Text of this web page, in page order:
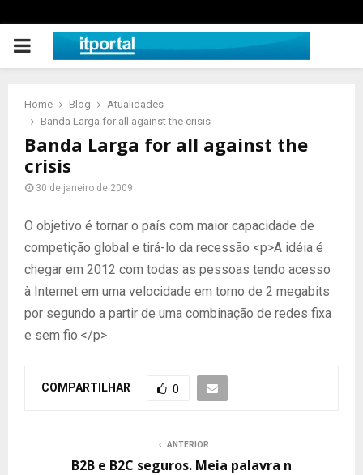
PRIMARY
Home Blog
Atualidades
Banda Larga for all against the crisis
Banda Larga for all against the
crisis
30 de janeiro de 2009
O objetivo é tornar o país com maior capacidade de
competição global e tirá-lo da recessão <p>A idéia é
chegar em 2012 com todas as pessoas tendo acesso
à Internet em uma velocidade em torno de 2 megabits
por segundo a partir de uma combinação de redes fixa
e sem fio.</p>
COMPARTILHAR 0
ANTERIOR
B2B e B2C seguros. Meia palavra n